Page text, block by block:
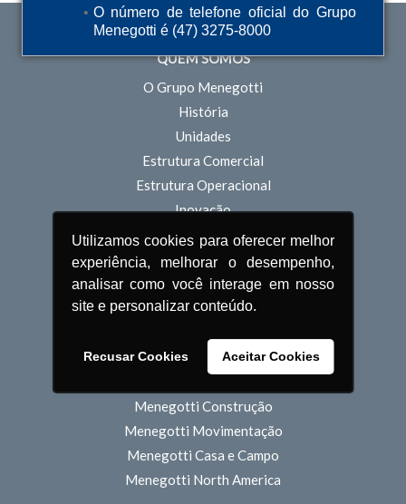
O número de telefone oficial do Grupo
Menegotti é (47) 3275-8000
Utilizamos cookies para oferecer melhor
experiência, melhorar o desempenho,
analisar como você interage em nosso
site e personalizar conteúdo.
Recusar Cookies Aceitar Cookies
QUEM SOMOS
O Grupo Menegotti
História
Unidades
Estrutura Comercial
Estrutura Operacional
Inovação
Sustentabilidade
Pessoas
POLÍTICA DE PRIVACIDADE
PRODUTOS
Menegotti Construção
Menegotti Movimentação
Menegotti Casa e Campo
Menegotti North America